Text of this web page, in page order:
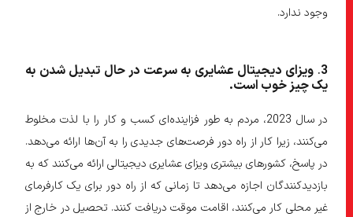
وجود ندارد.
.ویزای دیجیتال عشایری به سرعت در حال تبدیل شدن به
یک چیز خوب است.
در سال 2023، مردم به طور فزاینده‌ای کسب و کار را با لذت مخلوط
می‌کنند، زیرا کار از راه دور فرصت‌های جدیدی را به آن‌ها ارائه می‌دهد.
در پاسخ، کشورهای بیشتری ویزای عشایری دیجیتالی ارائه می‌کنند که به
بازدیدکنندگان اجازه می‌دهد تا زمانی که از راه دور برای یک کارفرمای
غیر محلی کار می‌کنند، اقامت موقت دریافت کنند. تحصیل در خارج از